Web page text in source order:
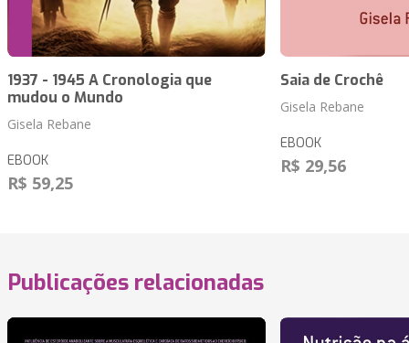
1937 - 1945 A Cronologia que
mudou o Mundo
Gisela Rebane
EBOOK
R$ 59,25
Saia de Crochê
Gisela Rebane
EBOOK
R$ 29,56
Publicações relacionadas